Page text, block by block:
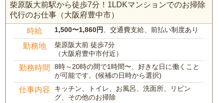
柴原阪大前駅から徒歩7分！1LDKマンションでのお掃除
代行のお仕事（大阪府豊中市）
時給 1,500〜1,860円、交通費支給、前払い制度あり
勤務地
柴原阪大前 徒歩7分
（大阪府豊中市付近）
勤務時間
8時～20時の間で1時間〜、好きな日に働くこと
が可能です。(候補の日時から選択)
仕事内容
キッチン、トイレ、お風呂、洗面所、リビン
グ、その他のお掃除